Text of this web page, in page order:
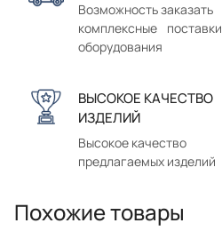
Возможность заказать
комплексные поставки
оборудования
ВЫСОКОЕ КАЧЕСТВО
ИЗДЕЛИЙ
Высокое качество
предлагаемых изделий
Похожие товары